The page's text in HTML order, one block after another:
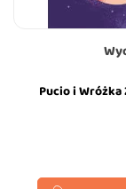
Pucio i Wróżka